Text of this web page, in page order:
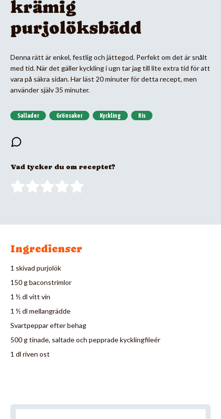
krämig
purjolöksbädd
Denna rätt är enkel, festlig och jättegod. Perfekt om det är snålt
med tid. När det gäller kyckling i ugn tar jag till lite extra tid för att
vara på säkra sidan. Har läst 20 minuter för detta recept, men
använder själv 35 minuter.
Sallader Grönsaker Kyckling Ris
Vad tycker du om receptet?
Ingredienser
1 skivad purjolök
150 g baconstrimlor
1 ½ dl vitt vin
1 ½ dl mellangrädde
Svartpeppar efter behag
500 g tinade, saltade och pepprade kycklingfileér
1 dl riven ost